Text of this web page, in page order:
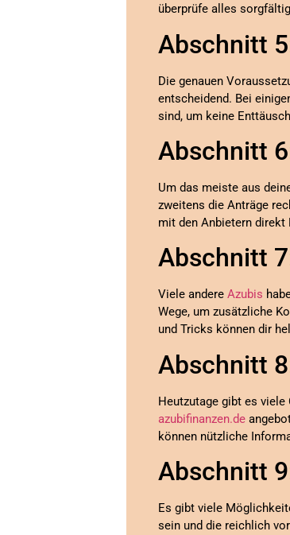
überprüfe alles
Abschnitt
Die genauen
entscheidend. Bei
sind, um keine
Abschnitt
Um das meiste aus
zweitens die Anträge
mit den Anbietern direkt
Abschnitt
Viele andere Azubis
Wege, um zusätzliche
und Tricks können dir
Abschnitt
Heutzutage gibt es viele
azubifinanzen.de
können nützliche
Abschnitt
Es gibt viele
sein und die reichlich